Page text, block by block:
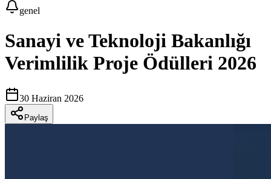
genel
Sanayi ve Teknoloji Bakanlığı
Verimlilik Proje Ödülleri 2026
30 Haziran 2026
Paylaş